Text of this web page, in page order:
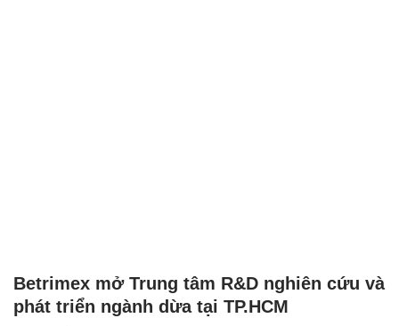
Betrimex mở Trung tâm R&D nghiên cứu và
phát triển ngành dừa tại TP.HCM